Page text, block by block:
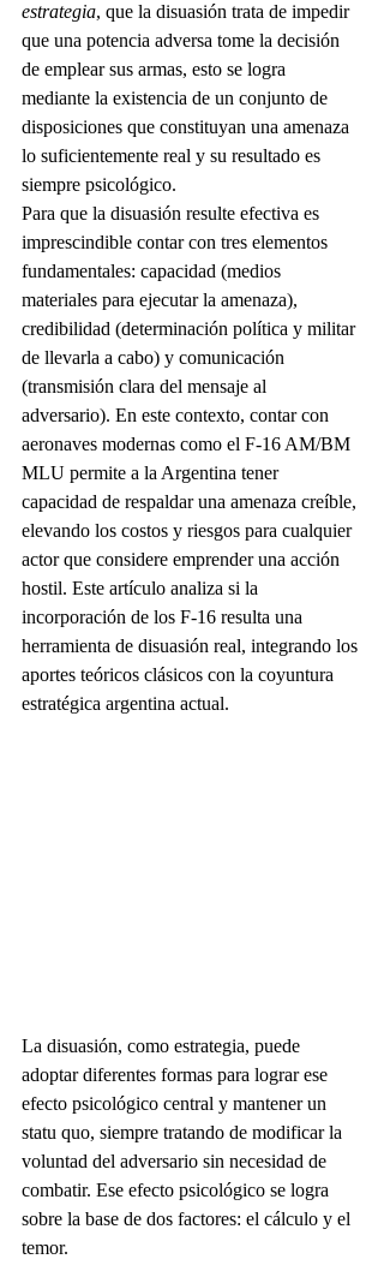
estrategia, que la disuasión trata de impedir
que una potencia adversa tome la decisión
de emplear sus armas, esto se logra
mediante la existencia de un conjunto de
disposiciones que constituyan una amenaza
lo suficientemente real y su resultado es
siempre psicológico.
Para que la disuasión resulte efectiva es
imprescindible contar con tres elementos
fundamentales: capacidad (medios
materiales para ejecutar la amenaza),
credibilidad (determinación política y militar
de llevarla a cabo) y comunicación
(transmisión clara del mensaje al
adversario). En este contexto, contar con
aeronaves modernas como el F-16 AM/BM
MLU permite a la Argentina tener
capacidad de respaldar una amenaza creíble,
elevando los costos y riesgos para cualquier
actor que considere emprender una acción
hostil. Este artículo analiza si la
incorporación de los F-16 resulta una
herramienta de disuasión real, integrando los
aportes teóricos clásicos con la coyuntura
estratégica argentina actual.
La disuasión, como estrategia, puede
adoptar diferentes formas para lograr ese
efecto psicológico central y mantener un
statu quo, siempre tratando de modificar la
voluntad del adversario sin necesidad de
combatir. Ese efecto psicológico se logra
sobre la base de dos factores: el cálculo y el
temor.